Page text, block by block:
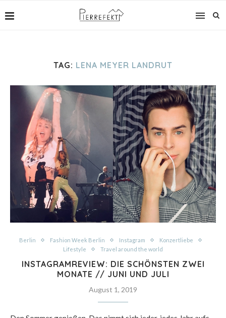
TAG: LENA MEYER LANDRUT
Berlin Fashion Week Berlin Instagram
Konzertliebe
Lifestyle
Travel around the world
INSTAGRAMREVIEW: DIE SCHÖNSTEN ZWEI
MONATE // JUNI UND JULI
August 1, 2019